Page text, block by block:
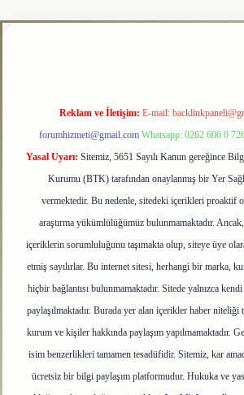
Reklam ve İletişim: E-mail:
forumhizmeti@gmail.com Whatsapp: 0262 606 0
Yasal Uyarı: Sitemiz, 5651 Sayılı Kanun gereğince
Kurumu (BTK) tarafından onaylanmış bir Yer
vermektedir. Bu nedenle, sitedeki içerikleri proaktif
araştırma yükümlülüğümüz bulunmamaktadır.
içeriklerin sorumluluğunu taşımakta olup, siteye üye
etmiş sayılırlar. Bu internet sitesi, herhangi bir marka,
hiçbir bağlantısı bulunmamaktadır. Sitede yalnızca kendi
paylaşılmaktadır. Burada yer alan içerikler haber niteliği
kurum ve kişiler hakkında paylaşım yapılmamaktadır.
isim benzerlikleri tamamen tesadüfidir. Sitemiz, kar
ücretsiz bir bilgi paylaşım platformudur. Hukuka ve